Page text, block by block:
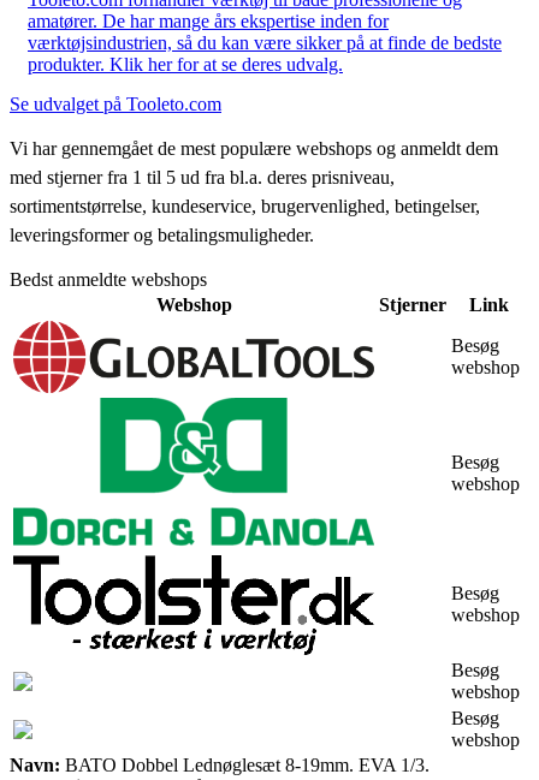
amatører. De har mange års ekspertise inden for
værktøjsindustrien, så du kan være sikker på at finde de bedste
produkter. Klik her for at se deres udvalg.
Se udvalget på Tooleto.com
Vi har gennemgået de mest populære webshops og anmeldt dem
med stjerner fra 1 til 5 ud fra bl.a. deres prisniveau,
sortimentstørrelse, kundeservice, brugervenlighed, betingelser,
leveringsformer og betalingsmuligheder.
Bedst anmeldte webshops
Webshop
Stjerner
Link
Besøg
webshop
Besøg
webshop
Besøg
webshop
Besøg
webshop
Besøg
webshop
Navn: BATO Dobbel Lednøglesæt 8-19mm. EVA 1/3.